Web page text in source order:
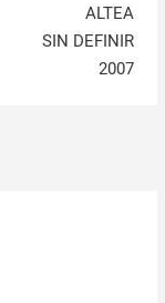
ALTEA
SIN DEFINIR
2007